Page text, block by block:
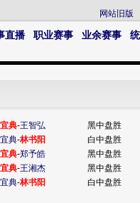
网站旧版
直播 职业赛事 业余赛事
典-王智弘 黑中盘胜
典-林书阳 白中盘胜
典-郑予皓 黑中盘胜
典-王湘杰 黑中盘胜
典-林书阳 白中盘胜